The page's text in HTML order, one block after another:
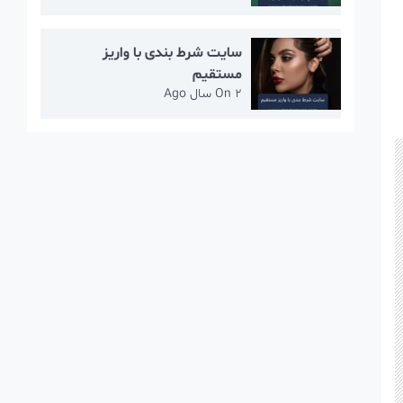
سایت شرط بندی با واریز
مستقیم
On 2 سال Ago